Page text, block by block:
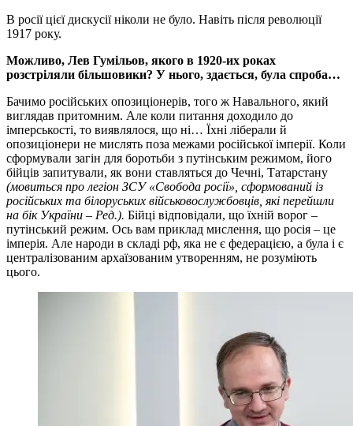
В росії цієї дискусії ніколи не було. Навіть після революції
1917 року.
Можливо, Лев Гумільов, якого в 1920-их роках
розстріляли більшовики? У нього, здається, була спроба…
Бачимо російських опозиціонерів, того ж Навального, який
виглядав притомним. Але коли питання доходило до
імперськості, то виявлялося, що ні… Їхні ліберали й
опозиціонери не мислять поза межами російської імперії. Коли
сформували загін для боротьби з путінським режимом, його
бійців запитували, як вони ставляться до Чечні, Татарстану
(мовиться про легіон ЗСУ «Свобода росії», сформований із
російських та білоруських військовослужбовців, які перейшли
на бік України – Ред.). Бійці відповідали, що їхній ворог –
путінський режим. Ось вам приклад мислення, що росія – це
імперія. Але народи в складі рф, яка не є федерацією, а була і є
централізованим архаїзованим утворенням, не розуміють
цього.